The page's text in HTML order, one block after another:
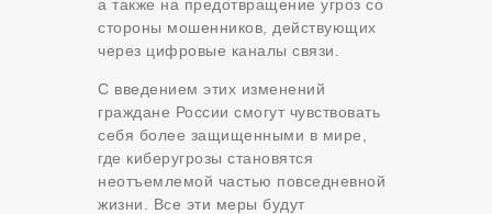
а также на предотвращение угроз со
стороны мошенников, действующих
через цифровые каналы связи.
С введением этих изменений
граждане России смогут чувствовать
себя более защищенными в мире,
где киберугрозы становятся
неотъемлемой частью повседневной
жизни. Все эти меры будут